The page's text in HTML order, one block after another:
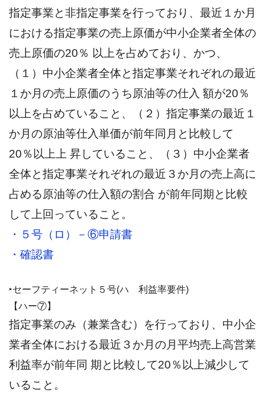
指定事業と非指定事業を行っており、最近１か月
における指定事業の売上原価が中小企業者全体の
売上原価の20％ 以上を占めており、かつ、
（１）中小企業者全体と指定事業それぞれの最近
１か月の売上原価のうち原油等の仕入 額が20％
以上を占めていること、（２）指定事業の最近１
か月の原油等仕入単価が前年同月と比較して
20％以上上 昇していること、（３）中小企業者
全体と指定事業それぞれの最近３か月の売上高に
占める原油等の仕入額の割合 が前年同期と比較
して上回っていること。
・５号（ロ）－⑥申請書
・確認書
‣セーフティーネット５号(ハ 利益率要件)
【ハー⑦】
指定事業のみ（兼業含む）を行っており、中小企
業者全体における最近３か月の月平均売上高営業
利益率が前年同 期と比較して20％以上減少して
いること。